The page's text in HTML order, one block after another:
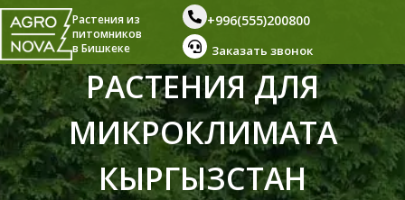
Растения из
питомников
в Бишкеке
+996(555)200800
Заказать звонок
РАСТЕНИЯ ДЛЯ
МИКРОКЛИМАТА
КЫРГЫЗСТАН